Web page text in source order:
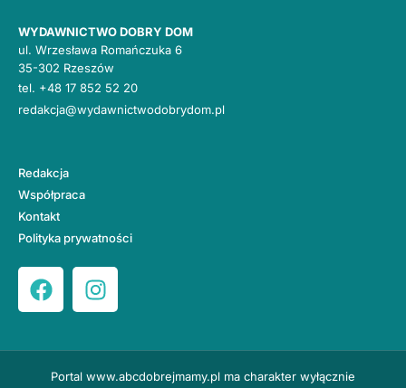
WYDAWNICTWO DOBRY DOM
ul. Wrzesława Romańczuka 6
35-302 Rzeszów
tel. +48 17 852 52 20
redakcja@wydawnictwodobrydom.pl
Redakcja
Współpraca
Kontakt
Polityka prywatności
Portal www.abcdobrejmamy.pl ma charakter wyłącznie